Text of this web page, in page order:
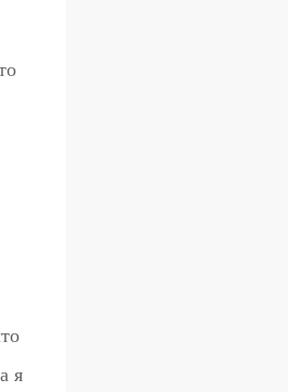
я